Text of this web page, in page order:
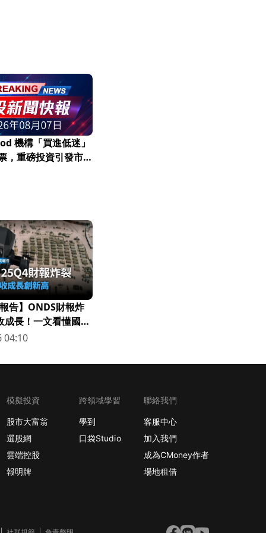
機構「買進低迷」
，重磅投資引發市
告】ONDS財報炸
成長！一文看懂國防
04:10
模擬投資
股市大富翁
選股網
雲端控股
報明牌
跨領域學習
學到
口袋Studio
聯絡我們
客服中心
加入我們
成為CMoney作者
場地租借